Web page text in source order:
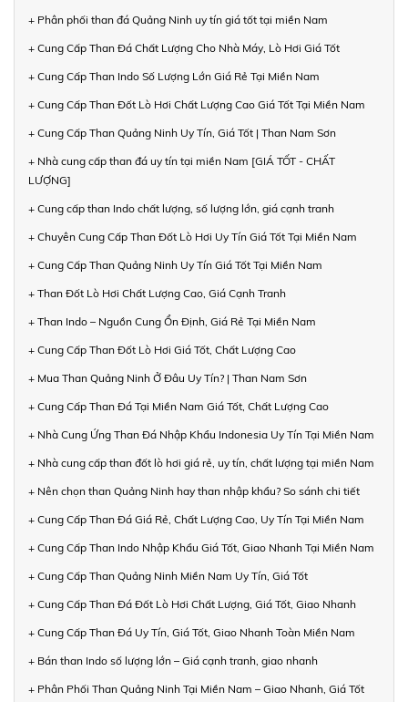
+ Phân phối than đá Quảng Ninh uy tín giá tốt tại miền Nam
+ Cung Cấp Than Đá Chất Lượng Cho Nhà Máy, Lò Hơi Giá Tốt
+ Cung Cấp Than Indo Số Lượng Lớn Giá Rẻ Tại Miền Nam
+ Cung Cấp Than Đốt Lò Hơi Chất Lượng Cao Giá Tốt Tại Miền Nam
+ Cung Cấp Than Quảng Ninh Uy Tín, Giá Tốt | Than Nam Sơn
+ Nhà cung cấp than đá uy tín tại miền Nam [GIÁ TỐT - CHẤT
LƯỢNG]
+ Cung cấp than Indo chất lượng, số lượng lớn, giá cạnh tranh
+ Chuyên Cung Cấp Than Đốt Lò Hơi Uy Tín Giá Tốt Tại Miền Nam
+ Cung Cấp Than Quảng Ninh Uy Tín Giá Tốt Tại Miền Nam
+ Than Đốt Lò Hơi Chất Lượng Cao, Giá Cạnh Tranh
+ Than Indo – Nguồn Cung Ổn Định, Giá Rẻ Tại Miền Nam
+ Cung Cấp Than Đốt Lò Hơi Giá Tốt, Chất Lượng Cao
+ Mua Than Quảng Ninh Ở Đâu Uy Tín? | Than Nam Sơn
+ Cung Cấp Than Đá Tại Miền Nam Giá Tốt, Chất Lượng Cao
+ Nhà Cung Ứng Than Đá Nhập Khẩu Indonesia Uy Tín Tại Miền Nam
+ Nhà cung cấp than đốt lò hơi giá rẻ, uy tín, chất lượng tại miền Nam
+ Nên chọn than Quảng Ninh hay than nhập khẩu? So sánh chi tiết
+ Cung Cấp Than Đá Giá Rẻ, Chất Lượng Cao, Uy Tín Tại Miền Nam
+ Cung Cấp Than Indo Nhập Khẩu Giá Tốt, Giao Nhanh Tại Miền Nam
+ Cung Cấp Than Quảng Ninh Miền Nam Uy Tín, Giá Tốt
+ Cung Cấp Than Đá Đốt Lò Hơi Chất Lượng, Giá Tốt, Giao Nhanh
+ Cung Cấp Than Đá Uy Tín, Giá Tốt, Giao Nhanh Toàn Miền Nam
+ Bán than Indo số lượng lớn – Giá cạnh tranh, giao nhanh
+ Phân Phối Than Quảng Ninh Tại Miền Nam – Giao Nhanh, Giá Tốt